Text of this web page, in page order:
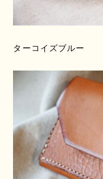
ターコイズブルー